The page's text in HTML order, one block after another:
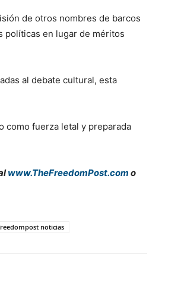
de otros nombres de barcos
políticas en lugar de méritos
al debate cultural, esta
como fuerza letal y preparada
www.TheFreedomPost.com o
noticias